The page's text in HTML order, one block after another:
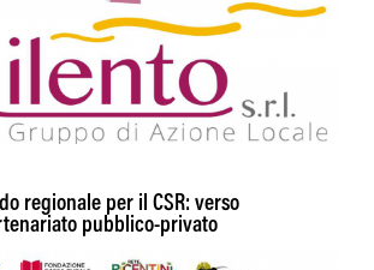
regionale per il CSR: verso
pubblico-privato